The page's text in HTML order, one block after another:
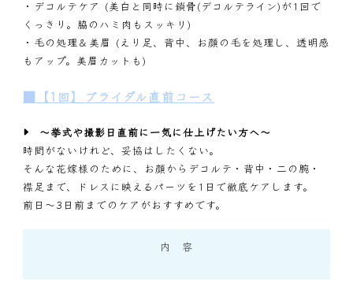
・デコルテケア (美白と同時に鎖骨(デコルテライン)が1回で
くっきり。脇のハミ肉もスッキリ)
・毛の処理＆美眉 (えり足、背中、お顔の毛を処理し、透明感
もアップ。美眉カットも)
■【1回】ブライダル直前コース
〜挙式や撮影日直前に一気に仕上げたい方へ〜
時間がないけれど、妥協はしたくない。
そんな花嫁様のために、お顔からデコルテ・背中・二の腕・
襟足まで、ドレスに映えるパーツを1日で徹底ケアします。
前日～3日前までのケアがおすすめです。
内 容